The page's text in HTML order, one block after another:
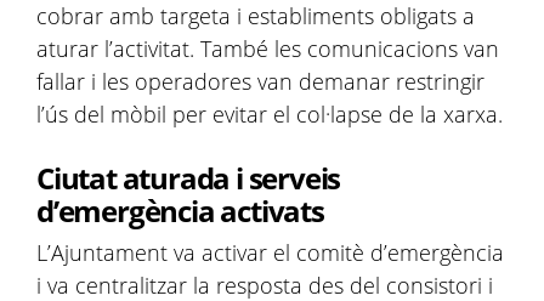
cobrar amb targeta i establiments obligats a
aturar l’activitat. També les comunicacions van
fallar i les operadores van demanar restringir
l’ús del mòbil per evitar el col·lapse de la xarxa.
Ciutat aturada i serveis
d’emergència activats
L’Ajuntament va activar el comitè d’emergència
i va centralitzar la resposta des del consistori i